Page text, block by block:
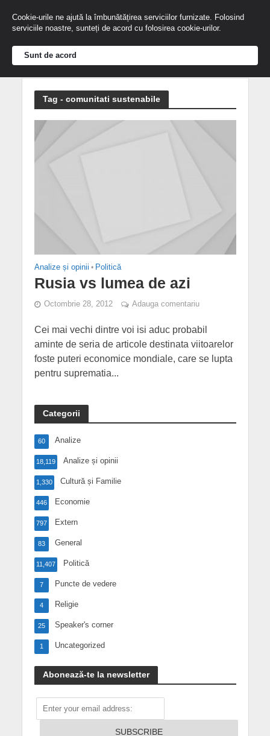
Tag - comunitati sustenabile
Analize și opinii • Politică
Rusia vs lumea de azi
Octombrie 28, 2012 Adauga comentariu
Cei mai vechi dintre voi isi aduc probabil
aminte de seria de articole destinata viitoarelor
foste puteri economice mondiale, care se lupta
pentru suprematia...
Categorii
Analize
60
Analize și opinii
18,119
Cultură și Familie
1,330
Economie
446
Extern
797
General
83
Politică
11,407
Puncte de vedere
7
Religie
4
Speaker's corner
25
Uncategorized
1
Abonează-te la newsletter
Cookie-urile ne ajută la îmbunătățirea serviciilor furnizate. Folosind
serviciile noastre, sunteți de acord cu folosirea cookie-urilor.
Sunt de acord